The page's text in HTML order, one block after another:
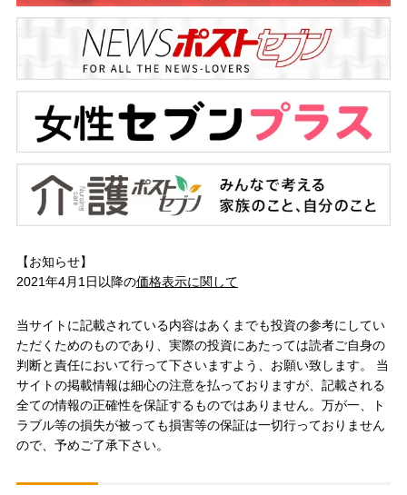
【お知らせ】
2021年4月1日以降の価格表示に関して
当サイトに記載されている内容はあくまでも投資の参考にしてい
ただくためのものであり、実際の投資にあたっては読者ご自身の
判断と責任において行って下さいますよう、お願い致します。 当
サイトの掲載情報は細心の注意を払っておりますが、記載される
全ての情報の正確性を保証するものではありません。万が一、ト
ラブル等の損失が被っても損害等の保証は一切行っておりません
ので、予めご了承下さい。